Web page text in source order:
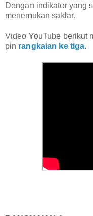
Dengan indikator yang
menemukan saklar.
Video YouTube berikut
pin rangkaian ke tiga.